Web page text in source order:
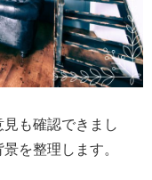
も確認できまし
を整理します。